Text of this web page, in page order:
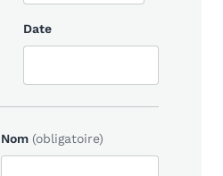
Date
Nom (obligatoire)